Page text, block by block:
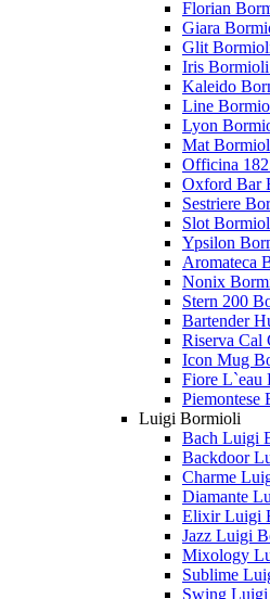
Florian
Giara
Glit
Iris
Kaleido
Line
Lyon
Mat
Officina
Oxford Bar
Sestriere
Slot
Ypsilon
Aromateca
Nonix
Stern 200
Bartender
Riserva Cal
Icon Mug
Fiore L`eau
Piemontese
Luigi Bormioli
Bach Luigi
Backdoor
Charme
Diamante
Elixir Luigi
Jazz Luigi
Mixology
Sublime
Swing